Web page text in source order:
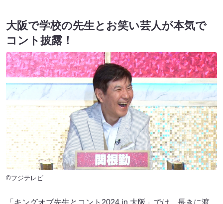
大阪で学校の先生とお笑い芸人が本気で
コント披露！
©フジテレビ